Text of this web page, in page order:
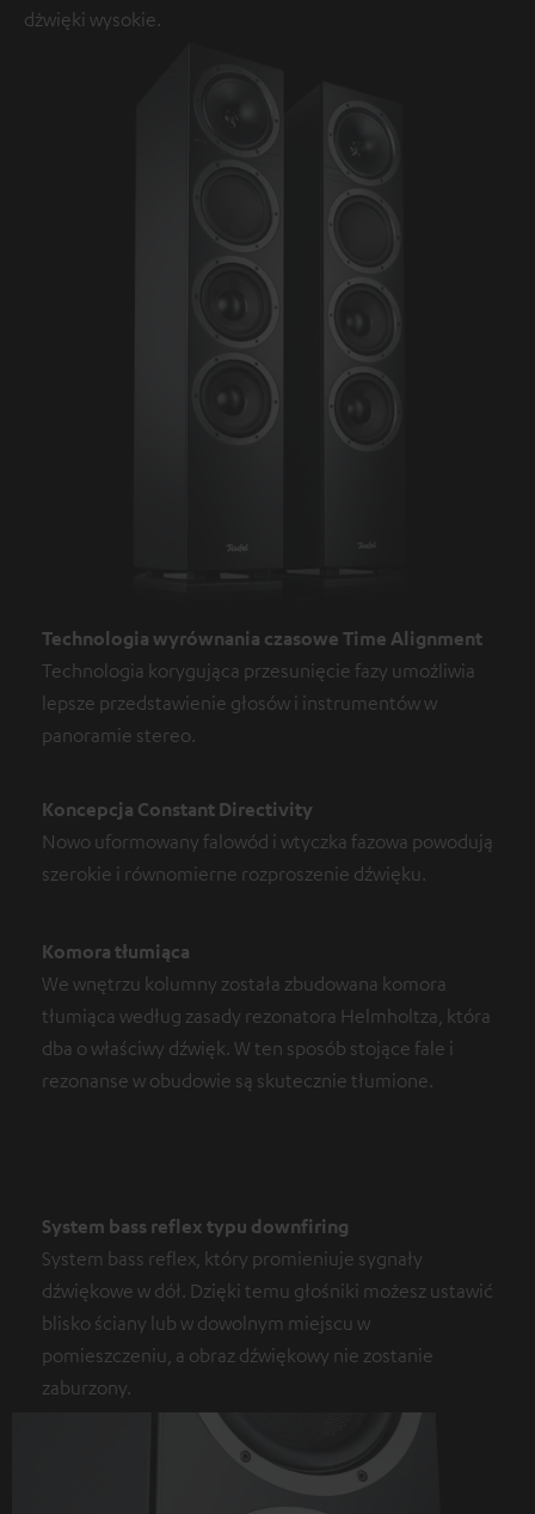
dżwięki wysokie.
Technologia wyrównania czasowe Time Alignment
Technologia korygująca przesunięcie fazy umożliwia
lepsze przedstawienie głosów i instrumentów w
panoramie stereo.
Koncepcja Constant Directivity
Nowo uformowany falowód i wtyczka fazowa powodują
szerokie i równomierne rozproszenie dźwięku.
Komora tłumiąca
We wnętrzu kolumny została zbudowana komora
tłumiąca według zasady rezonatora Helmholtza, która
dba o właściwy dźwięk. W ten sposób stojące fale i
rezonanse w obudowie są skutecznie tłumione.
System bass reflex typu downfiring
System bass reflex, który promieniuje sygnały
dźwiękowe w dół. Dzięki temu głośniki możesz ustawić
blisko ściany lub w dowolnym miejscu w
pomieszczeniu, a obraz dźwiękowy nie zostanie
zaburzony.